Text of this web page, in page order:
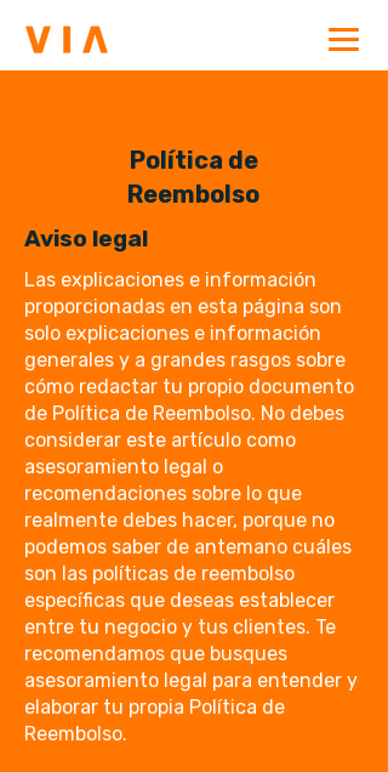
Política de
Reembolso
Aviso legal
Las explicaciones e información
proporcionadas en esta página son
solo explicaciones e información
generales y a grandes rasgos sobre
cómo redactar tu propio documento
de Política de Reembolso. No debes
considerar este artículo como
asesoramiento legal o
recomendaciones sobre lo que
realmente debes hacer, porque no
podemos saber de antemano cuáles
son las políticas de reembolso
específicas que deseas establecer
entre tu negocio y tus clientes. Te
recomendamos que busques
asesoramiento legal para entender y
elaborar tu propia Política de
Reembolso.